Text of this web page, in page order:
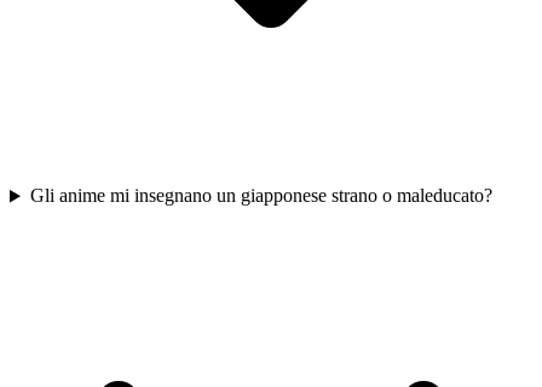
Gli anime mi insegnano un giapponese strano o maleducato?